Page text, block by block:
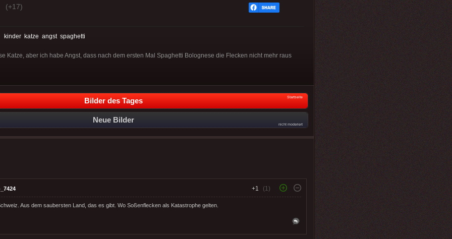
(+17)
kinder katze angst spaghetti
Katze, aber ich habe Angst, dass nach dem ersten Mal Spaghetti Bolognese die Flecken nicht mehr raus
Bilder des Tages Startseite
Neue Bilder
nicht moderiert
+1 (1)
Aus dem saubersten Land, das es gibt. Wo Soßenflecken als Katastrophe gelten.